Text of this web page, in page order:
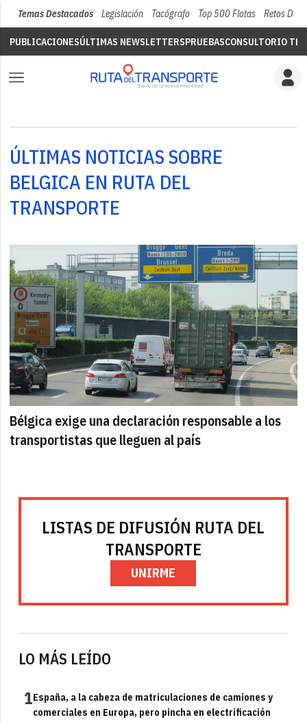
Temas Destacados Legislación Tacógrafo Top 500 Flotas Retos Del
PUBLICACIONESÚLTIMAS NEWSLETTERSPRUEBASCONSULTORIO
ÚLTIMAS NOTICIAS SOBRE
BELGICA EN RUTA DEL
TRANSPORTE
Bélgica exige una declaración responsable a los
transportistas que lleguen al país
LISTAS DE DIFUSIÓN RUTA DEL
TRANSPORTE
UNIRME
LO MÁS LEÍDO
1España, a la cabeza de matriculaciones de camiones y
comerciales en Europa, pero pincha en electrificación